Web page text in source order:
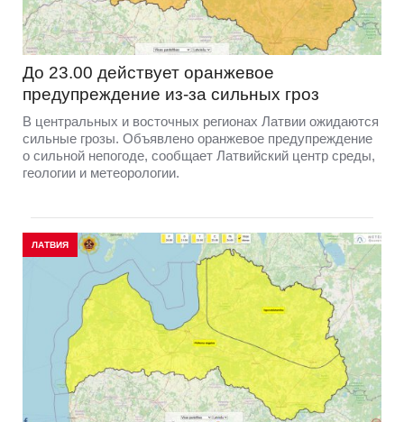
До 23.00 действует оранжевое
предупреждение из-за сильных гроз
В центральных и восточных регионах Латвии ожидаются
сильные грозы. Объявлено оранжевое предупреждение
о сильной непогоде, сообщает Латвийский центр среды,
геологии и метеорологии.
ЛАТВИЯ